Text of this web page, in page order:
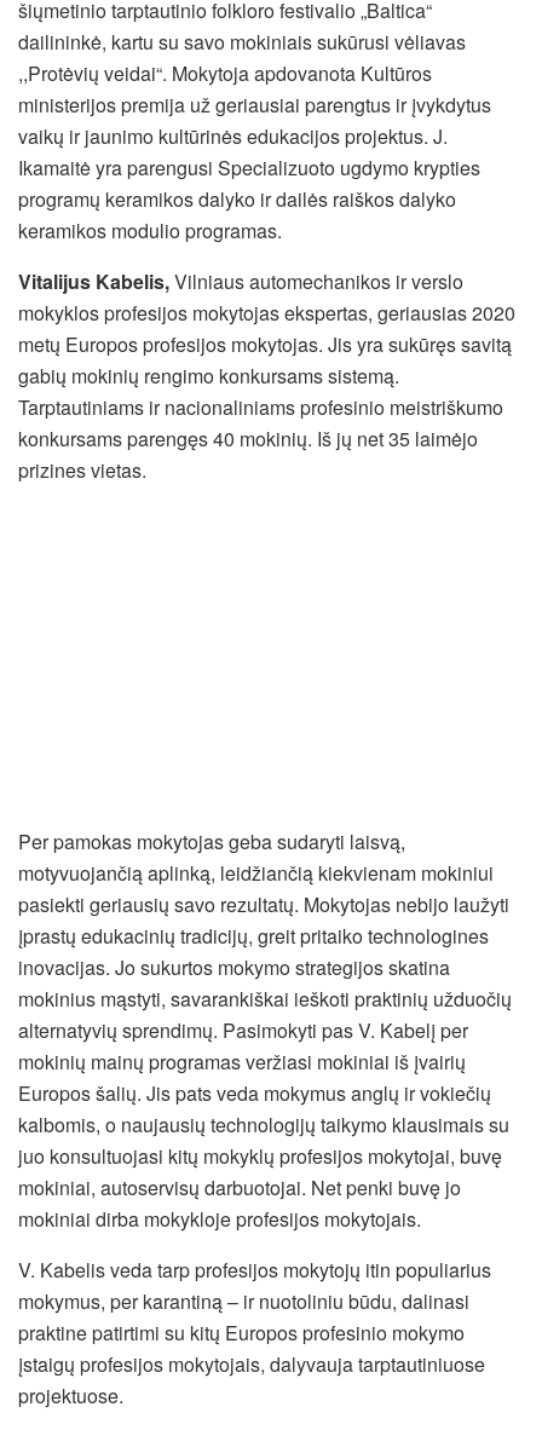
šiųmetinio tarptautinio folkloro festivalio „Baltica“
dailininkė, kartu su savo mokiniais sukūrusi vėliavas
,,Protėvių veidai“. Mokytoja apdovanota Kultūros
ministerijos premija už geriausiai parengtus ir įvykdytus
vaikų ir jaunimo kultūrinės edukacijos projektus. J.
Ikamaitė yra parengusi Specializuoto ugdymo krypties
programų keramikos dalyko ir dailės raiškos dalyko
keramikos modulio programas.
Vitalijus Kabelis,Vilniaus automechanikos ir verslo
mokyklos profesijos mokytojas ekspertas, geriausias 2020
metų Europos profesijos mokytojas. Jis yra sukūręs savitą
gabių mokinių rengimo konkursams sistemą.
Tarptautiniams ir nacionaliniams profesinio meistriškumo
konkursams parengęs 40 mokinių. Iš jų net 35 laimėjo
prizines vietas.
Per pamokas mokytojas geba sudaryti laisvą,
motyvuojančią aplinką, leidžiančią kiekvienam mokiniui
pasiekti geriausių savo rezultatų. Mokytojas nebijo laužyti
įprastų edukacinių tradicijų, greit pritaiko technologines
inovacijas. Jo sukurtos mokymo strategijos skatina
mokinius mąstyti, savarankiškai ieškoti praktinių užduočių
alternatyvių sprendimų. Pasimokyti pas V. Kabelį per
mokinių mainų programas veržiasi mokiniai iš įvairių
Europos šalių. Jis pats veda mokymus anglų ir vokiečių
kalbomis, o naujausių technologijų taikymo klausimais su
juo konsultuojasi kitų mokyklų profesijos mokytojai, buvę
mokiniai, autoservisų darbuotojai. Net penki buvę jo
mokiniai dirba mokykloje profesijos mokytojais.
V. Kabelis veda tarp profesijos mokytojų itin populiarius
mokymus, per karantiną – ir nuotoliniu būdu, dalinasi
praktine patirtimi su kitų Europos profesinio mokymo
įstaigų profesijos mokytojais, dalyvauja tarptautiniuose
projektuose.